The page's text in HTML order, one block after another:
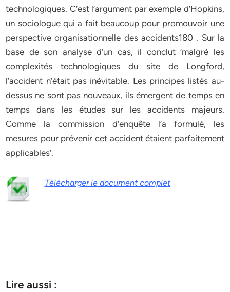
technologiques. C’est l’argument par exemple d’Hopkins,
un sociologue qui a fait beaucoup pour promouvoir une
perspective organisationnelle des accidents180 . Sur la
base de son analyse d’un cas, il conclut ‘malgré les
complexités technologiques du site de Longford,
l’accident n’était pas inévitable. Les principes listés au-
dessus ne sont pas nouveaux, ils émergent de temps en
temps dans les études sur les accidents majeurs.
Comme la commission d’enquête l’a formulé, les
mesures pour prévenir cet accident étaient parfaitement
applicables’.
Télécharger le document complet
Lire aussi :